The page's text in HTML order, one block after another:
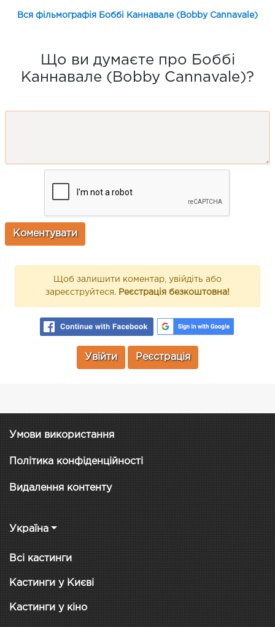
Вся фільмографія Боббі Каннавале (Bobby Cannavale)
Що ви думаєте про Боббі
Каннавале (Bobby Cannavale)?
Щоб залишити коментар, увійдіть або
зареєструйтеся. Реєстрація безкоштовна!
Увійти Реєстрація
Умови використання
Політика конфіденційності
Видалення контенту
Україна
Всі кастинги
Кастинги у Києві
Кастинги у кіно